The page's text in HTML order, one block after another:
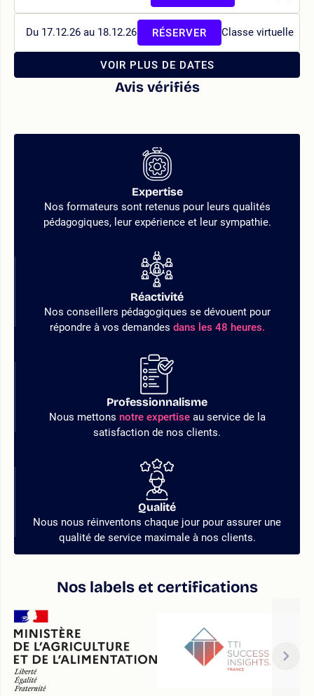
Du 17.12.26 au 18.12.26 Classe virtuelle
RÉSERVER
VOIR PLUS DE DATES
Avis vérifiés
Expertise
Nos formateurs sont retenus pour leurs qualités
pédagogiques, leur expérience et leur sympathie.
Réactivité
Nos conseillers pédagogiques se dévouent pour
répondre à vos demandes dans les 48 heures.
Professionnalisme
Nous mettons notre expertiseau service de la
satisfaction de nos clients.
Qualité
Nous nous réinventons chaque jour pour assurer une
qualité de service maximale à nos clients.
Nos labels et certifications